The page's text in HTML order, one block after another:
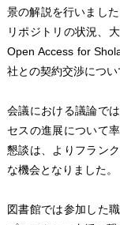
景の解説を行いまし
リポジトリの状況、
Open Access for
社との契約交渉につい
会議における議論で
セスの進展について
懇談は、よりフラン
な機会となりました。
図書館では参加した